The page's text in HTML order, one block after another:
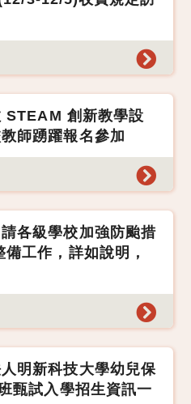
STEAM 創新教學設
師踴躍報名參加
各級學校加強防颱措
工作，詳如說明，
明新科技大學幼兒保
甄試入學招生資訊一